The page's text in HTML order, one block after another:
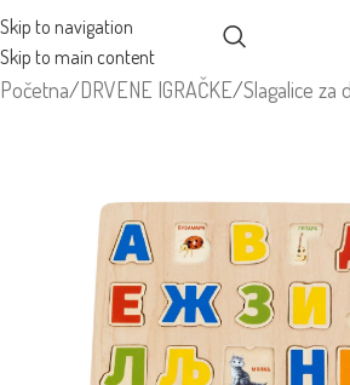
Skip to navigation
Skip to main content
Početna/DRVENE IGRAČKE/Slagalice za